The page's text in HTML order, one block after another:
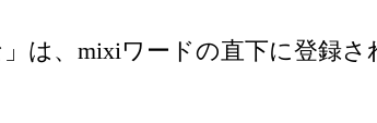
」は、mixiワードの直下に登録さ